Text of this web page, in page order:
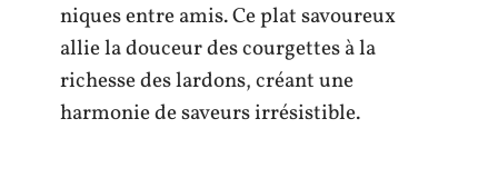
niques entre amis. Ce plat savoureux
allie la douceur des courgettes à la
richesse des lardons, créant une
harmonie de saveurs irrésistible.